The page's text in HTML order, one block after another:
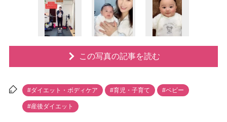
この写真の記事を読む
#ダイエット・ボディケア #育児・子育て #ベビー
#産後ダイエット